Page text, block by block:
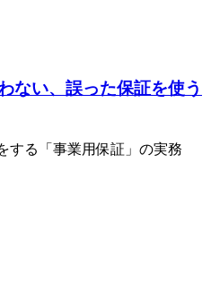
ない、誤った保証を使う
する「事業用保証」の実務